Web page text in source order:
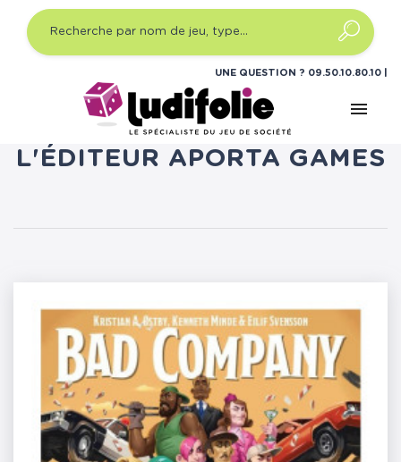
UNE QUESTION ? 09.50.10.80.10
menu
LISTE DES PRODUITS DE
L'ÉDITEUR APORTA GAMES